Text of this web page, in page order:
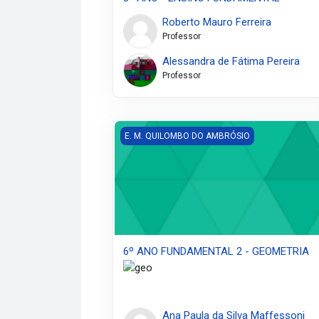
Roberto Mauro Ferreira
Professor
Alessandra de Fátima Pereira
Professor
6º ANO FUNDAMENTAL 2 - GEOMETRIA
E. M. QUILOMBO DO AMBRÓSIO
6º ANO FUNDAMENTAL 2 - GEOMETRIA
Ana Paula da Silva Maffessoni